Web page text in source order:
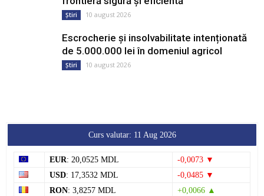
Escrocherie și insolvabilitate intenționată
de 5.000.000 lei în domeniul agricol
Știri 10 august 2026
USD: 17,3532 MDL
-0,0485 ▼
RON: 3,8257 MDL
+0,0066 ▲
RUB: 0,2100 MDL
-0,0026 ▼
GBP: 23,4269 MDL
+0,0425 ▲